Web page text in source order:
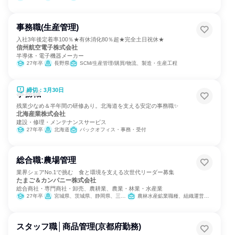
事務職(生産管理)
入社3年後定着率100％★有休消化80％超★完全土日祝休★
信州航空電子株式会社
半導体・電子機器メーカー
27年卒 長野県 SCM/生産管理/購買/物流、製造・生産工程
締切：3月30日
事務職
残業少なめ＆半年間の研修あり。北海道を支える安定の事務職✨
北海産業株式会社
建設・修理・メンテナンスサービス
27年卒 北海道 バックオフィス・事務・受付
総合職:農場管理
業界シェアNo.1で挑む 食と環境を支える次世代リーダー募集
たまご＆カンパニー株式会社
総合商社・専門商社・卸売、農耕業、農業・林業・水産業
27年卒 宮城県、茨城県、静岡県、三重県、岡山県 農林水産鉱業職種、組織運営管理・公務員・事務系職種
スタッフ職│商品管理(京都府勤務)